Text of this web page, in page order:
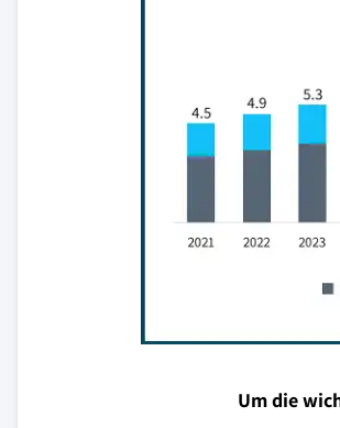
Um die